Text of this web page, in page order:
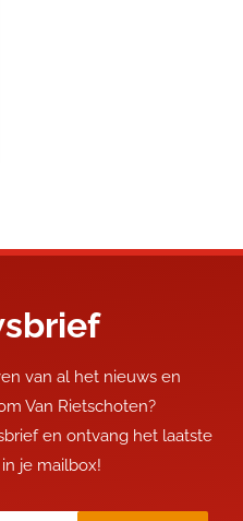
van al het nieuws en
Van Rietschoten?
en ontvang het laatste
je mailbox!